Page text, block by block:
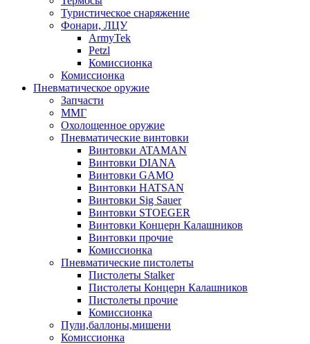
Туристическое снаряжение
Фонари, ЛЦУ
ArmyTek
Petzl
Комиссионка
Комиссионка
Пневматическое оружие
Запчасти
ММГ
Охолощенное оружие
Пневматические винтовки
Винтовки ATAMAN
Винтовки DIANA
Винтовки GAMO
Винтовки HATSAN
Винтовки Sig Sauer
Винтовки STOEGER
Винтовки Концерн Калашников
Винтовки прочие
Комиссионка
Пневматические пистолеты
Пистолеты Stalker
Пистолеты Концерн Калашников
Пистолеты прочие
Комиссионка
Пули,баллоны,мишени
Комиссионка